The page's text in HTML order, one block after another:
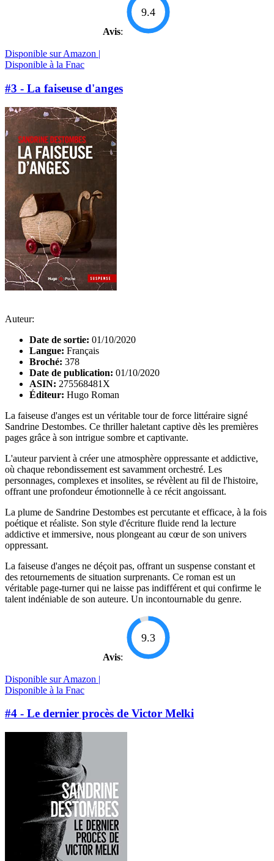
Avis:
9.4
Disponible sur Amazon |
Disponible à la Fnac
#3 - La faiseuse d'anges
Auteur:
Date de sortie: 01/10/2020
Langue: Français
Broché: 378
Date de publication: 01/10/2020
ASIN: 275568481X
Éditeur: Hugo Roman
La faiseuse d'anges est un véritable tour de force littéraire signé
Sandrine Destombes. Ce thriller haletant captive dès les premières
pages grâce à son intrigue sombre et captivante.
L'auteur parvient à créer une atmosphère oppressante et addictive,
où chaque rebondissement est savamment orchestré. Les
personnages, complexes et insolites, se révèlent au fil de l'histoire,
offrant une profondeur émotionnelle à ce récit angoissant.
La plume de Sandrine Destombes est percutante et efficace, à la fois
poétique et réaliste. Son style d'écriture fluide rend la lecture
addictive et immersive, nous plongeant au cœur de son univers
oppressant.
La faiseuse d'anges ne déçoit pas, offrant un suspense constant et
des retournements de situation surprenants. Ce roman est un
véritable page-turner qui ne laisse pas indifférent et qui confirme le
talent indéniable de son auteure. Un incontournable du genre.
Avis:
9.3
Disponible sur Amazon |
Disponible à la Fnac
#4 - Le dernier procès de Victor Melki